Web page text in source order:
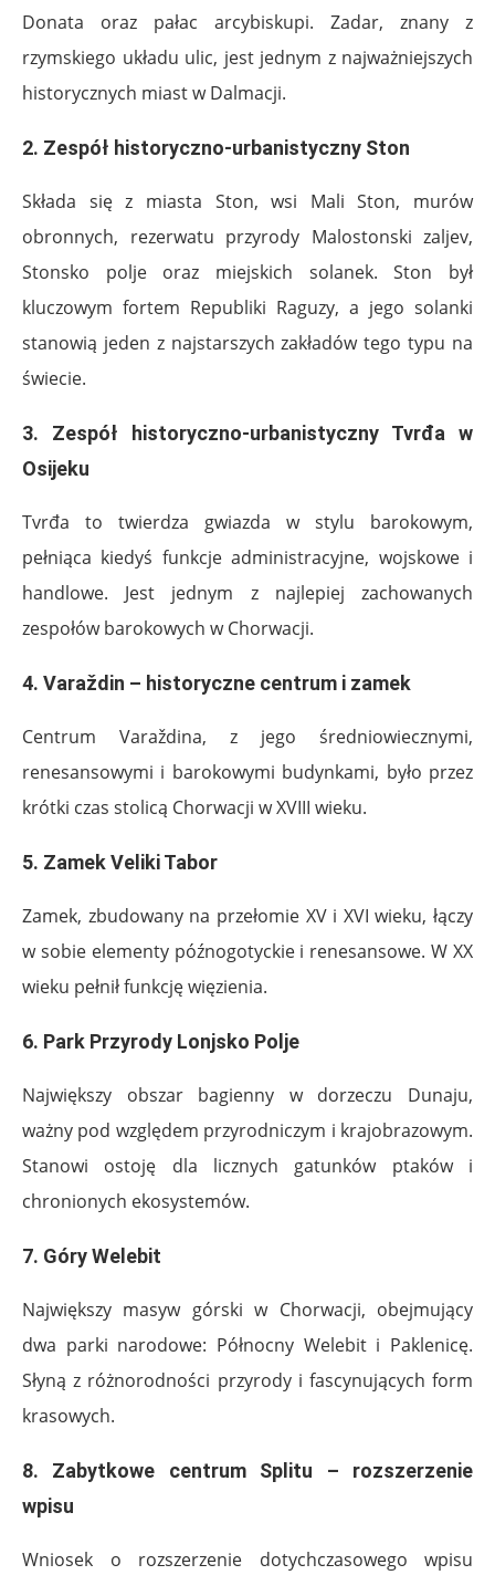
Donata oraz pałac arcybiskupi. Zadar, znany z
rzymskiego układu ulic, jest jednym z najważniejszych
historycznych miast w Dalmacji.
2. Zespół historyczno-urbanistyczny Ston
Składa się z miasta Ston, wsi Mali Ston, murów
obronnych, rezerwatu przyrody Malostonski zaljev,
Stonsko polje oraz miejskich solanek. Ston był
kluczowym fortem Republiki Raguzy, a jego solanki
stanowią jeden z najstarszych zakładów tego typu na
świecie.
3. Zespół historyczno-urbanistyczny Tvrđa w
Osijeku
Tvrđa to twierdza gwiazda w stylu barokowym,
pełniąca kiedyś funkcje administracyjne, wojskowe i
handlowe. Jest jednym z najlepiej zachowanych
zespołów barokowych w Chorwacji.
4. Varaždin – historyczne centrum i zamek
Centrum Varaždina, z jego średniowiecznymi,
renesansowymi i barokowymi budynkami, było przez
krótki czas stolicą Chorwacji w XVIII wieku.
5. Zamek Veliki Tabor
Zamek, zbudowany na przełomie XV i XVI wieku, łączy
w sobie elementy późnogotyckie i renesansowe. W XX
wieku pełnił funkcję więzienia.
6. Park Przyrody Lonjsko Polje
Największy obszar bagienny w dorzeczu Dunaju,
ważny pod względem przyrodniczym i krajobrazowym.
Stanowi ostoję dla licznych gatunków ptaków i
chronionych ekosystemów.
7. Góry Welebit
Największy masyw górski w Chorwacji, obejmujący
dwa parki narodowe: Północny Welebit i Paklenicę.
Słyną z różnorodności przyrody i fascynujących form
krasowych.
8. Zabytkowe centrum Splitu – rozszerzenie
wpisu
Wniosek o rozszerzenie dotychczasowego wpisu